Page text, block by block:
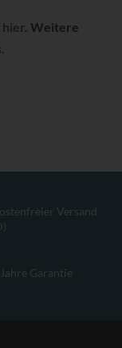
hier. Weitere
Versand
Garantie